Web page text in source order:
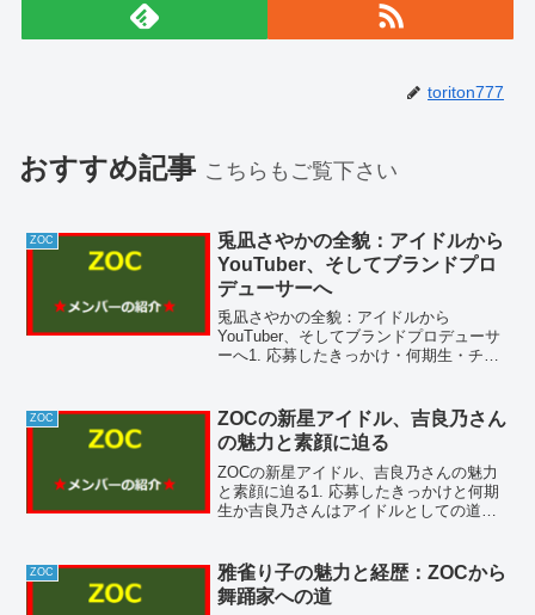
toriton777
おすすめ記事 こちらもご覧下さい
ZOC
兎凪さやかの全貌：アイドルから
YouTuber、そしてブランドプロ
デューサーへ
兎凪さやかの全貌：アイドルから
YouTuber、そしてブランドプロデューサ
ーへ1. 応募したきっかけ・何期生・チー
なりました。応募のきっかけは、
LADYBAB...
ZOC
ZOCの新星アイドル、吉良乃さん
の魅力と素顔に迫る
ZOCの新星アイドル、吉良乃さんの魅力
と素顔に迫る1. 応募したきっかけと何期
生か吉良乃さんはアイドルとしての道を
2020年に「ミスiD2020」に選出され、
2021...
ZOC
雅雀り子の魅力と経歴：ZOCから
舞踊家への道